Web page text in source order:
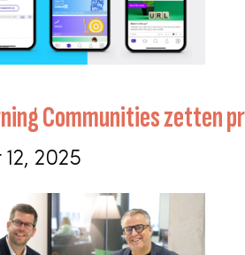
Communities zetten
2025